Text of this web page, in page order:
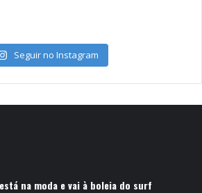
Seguir no Instagram
na moda e vai à boleia do surf